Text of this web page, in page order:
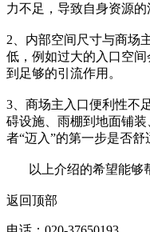
力不足，导致自身资源的
2、内部空间尺寸与商场
低，例如过大的入口空
到足够的引流作用。
3、商场主入口便利性不
碍设施、雨棚到地面铺
者“迈入”的第一步是否舒
以上介绍的希望能够
返回顶部